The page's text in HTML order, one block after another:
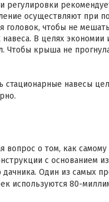
регулировки
осуществляют при
головок, чтобы не
В целях
Чтобы крыша не
стационарные навесы
о том, как самому
с основанием
Один из самых
используются 80-